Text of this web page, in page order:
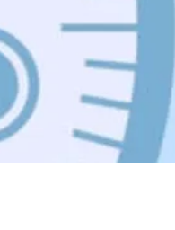
– også blot ved at
gang om måneden og
som du finder på din